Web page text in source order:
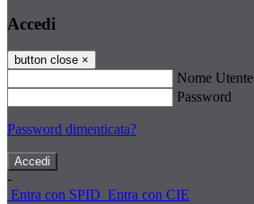
Accedi
button close ×
Nome Utente
Password
Password dimenticata?
-
Entra con SPID Entra con CIE